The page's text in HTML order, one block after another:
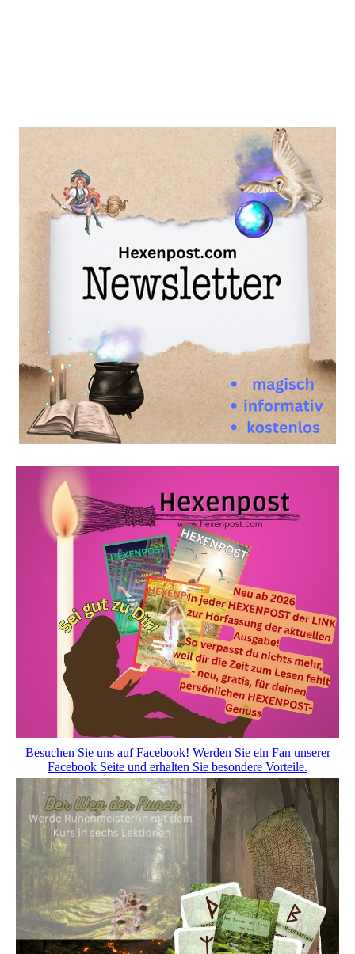
Besuchen Sie uns auf Facebook! Werden Sie ein Fan unserer
Facebook Seite und erhalten Sie besondere Vorteile.